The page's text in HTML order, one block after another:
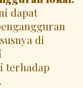
dapat
di
terhadap